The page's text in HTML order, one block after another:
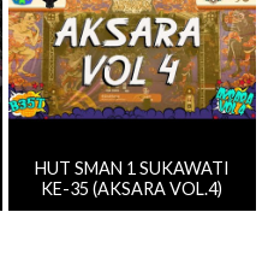
HUT SMAN 1 SUKAWATI
KE-35 (AKSARA VOL.4)